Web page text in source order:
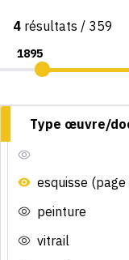
4 résultats / 359
Type œuvre/
esquisse
peinture
vitrail